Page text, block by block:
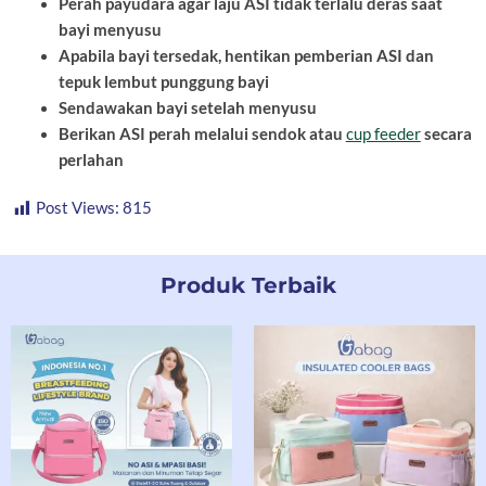
bayi menyusu
Apabila bayi tersedak, hentikan pemberian ASI dan
tepuk lembut punggung bayi
Sendawakan bayi setelah menyusu
Berikan ASI perah melalui sendok atau cup feedersecara
perlahan
Post Views: 815
Produk Terbaik